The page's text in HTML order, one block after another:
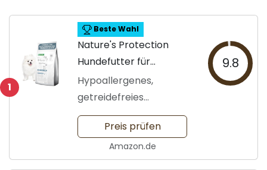
1
Beste Wahl
Nature's Protection
Hundefutter für
Kleinrassen
Hypoallergenes,
getreidefreies
Trockenfutter
9.8
Preis prüfen
Amazon.de